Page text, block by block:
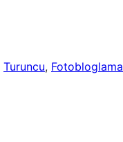
Turuncu, Fotobloglama